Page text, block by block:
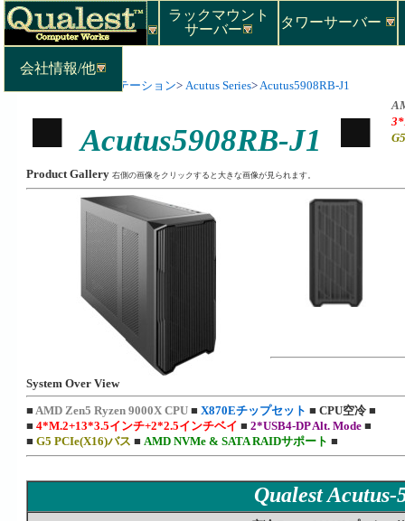
ラックマウント
サーバー
タワーサーバー
会社情報/他
ワークステーション> Acutus Series>Acutus5908RB-J1
Acutus5908RB-J1
Product Gallery 右側の画像をクリックすると大きな画像が見られます。
System Over View
■ AMD Zen5 Ryzen 9000X CPU■X870Eチップセット ■CPU空冷■
■ 4*M.2+13*3.5インチ+2*2.5インチベイ■2*USB4-DP Alt. Mode■
■ G5 PCIe(X16)バス ■AMD NVMe & SATA RAIDサポート■
Qualest Acutus-